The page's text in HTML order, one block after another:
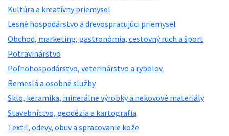
Kultúra a kreatívny priemysel
Lesné hospodárstvo a drevospracujúci priemysel
Obchod, marketing, gastronómia, cestovný ruch a šport
Potravinárstvo
Poľnohospodárstvo, veterinárstvo a rybolov
Remeslá a osobné služby
Sklo, keramika, minerálne výrobky a nekovové materiály
Stavebníctvo, geodézia a kartografia
Textil, odevy, obuv a spracovanie kože